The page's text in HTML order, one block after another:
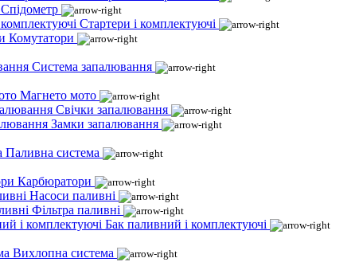
Спідометр
Стартери і комплектуючі
Комутатори
Система запалювання
Магнето мото
Свічки запалювання
Замки запалювання
Паливна система
Карбюратори
Насоси паливні
Фільтра паливні
Бак паливний і комплектуючі
Вихлопна система